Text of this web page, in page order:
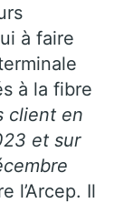
à faire
à la fibre
client en
et sur
l’Arcep. Il